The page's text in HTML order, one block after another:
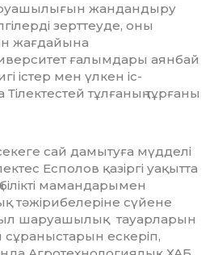
жан­дандыру
зерт­теуде, оны
жағ­­­дайына
ғалымдары аянбай
істер мен үлкен іс-
тұлғаның тұрғаны
сай да­мы­туға мүдделі
Ес­полов қазіргі уақытта
мамандарымен
тәжірибелеріне сүйене
шаруашылық тауар­­ла­рын
сұ­ра­ныс­тарын ескеріп,